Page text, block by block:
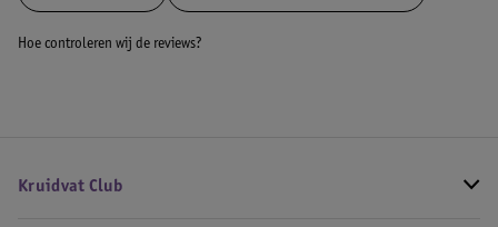
Hoe controleren wij de reviews?
Kruidvat Club